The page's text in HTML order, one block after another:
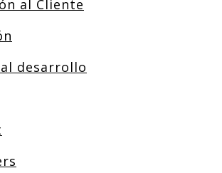
al Cliente
desarrollo